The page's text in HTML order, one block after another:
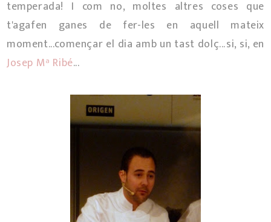
temperada! I com no, moltes altres coses que
t'agafen ganes de fer-les en aquell mateix
moment...començar el dia amb un tast dolç...si, si, en
Josep Mª Ribé...